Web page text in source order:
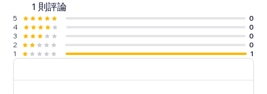
1 則評論
5
0
4
0
3
0
2
0
1
1